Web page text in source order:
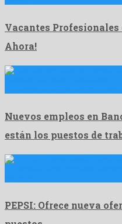
Vacantes Profesionales
Ahora!
Nuevos empleos en
están los puestos de
PEPSI: Ofrece nueva